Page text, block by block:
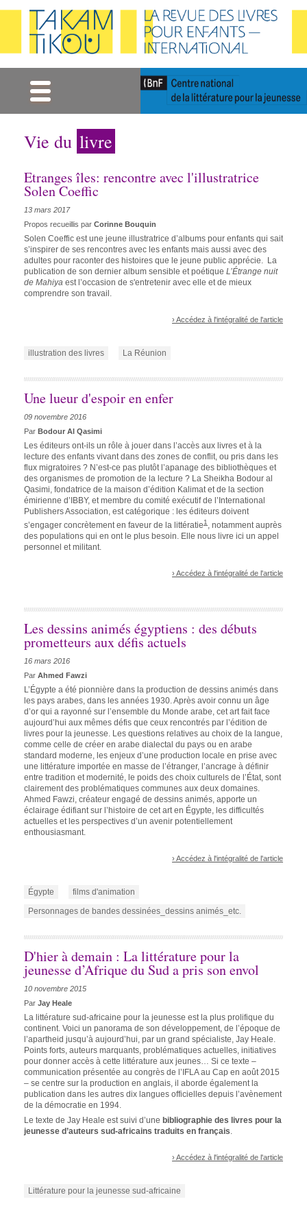
Vie du livre
Etranges îles: rencontre avec l'illustratrice
Solen Coeffic
13 mars 2017
Propos recueillis par Corinne Bouquin
Solen Coeffic est une jeune illustratrice d’albums pour enfants qui sait
s’inspirer de ses rencontres avec les enfants mais aussi avec des
adultes pour raconter des histoires que le jeune public apprécie. La
publication de son dernier album sensible et poétique L’Étrange nuit
de Mahiya est l’occasion de s'entretenir avec elle et de mieux
comprendre son travail.
› Accédez à l'intégralité de l'article
illustration des livres La Réunion
Une lueur d'espoir en enfer
09 novembre 2016
Par Bodour Al Qasimi
Les éditeurs ont-ils un rôle à jouer dans l’accès aux livres et à la
lecture des enfants vivant dans des zones de conflit, ou pris dans les
flux migratoires ? N’est-ce pas plutôt l’apanage des bibliothèques et
des organismes de promotion de la lecture ? La Sheikha Bodour al
Qasimi, fondatrice de la maison d’édition Kalimat et de la section
émirienne d’IBBY, et membre du comité exécutif de l’International
Publishers Association, est catégorique : les éditeurs doivent
s’engager concrètement en faveur de la littératie1 , notamment auprès
des populations qui en ont le plus besoin. Elle nous livre ici un appel
personnel et militant.
› Accédez à l'intégralité de l'article
Les dessins animés égyptiens : des débuts
prometteurs aux défis actuels
16 mars 2016
Par Ahmed Fawzi
L’Égypte a été pionnière dans la production de dessins animés dans
les pays arabes, dans les années 1930. Après avoir connu un âge
d’or qui a rayonné sur l’ensemble du Monde arabe, cet art fait face
aujourd’hui aux mêmes défis que ceux rencontrés par l’édition de
livres pour la jeunesse. Les questions relatives au choix de la langue,
comme celle de créer en arabe dialectal du pays ou en arabe
standard moderne, les enjeux d’une production locale en prise avec
une littérature importée en masse de l’étranger, l’ancrage à définir
entre tradition et modernité, le poids des choix culturels de l’État, sont
clairement des problématiques communes aux deux domaines.
Ahmed Fawzi, créateur engagé de dessins animés, apporte un
éclairage édifiant sur l’histoire de cet art en Égypte, les difficultés
actuelles et les perspectives d’un avenir potentiellement
enthousiasmant.
› Accédez à l'intégralité de l'article
Égypte
films d'animation
Personnages de bandes dessinées_dessins animés_etc.
D'hier à demain : La littérature pour la
jeunesse d’Afrique du Sud a pris son envol
10 novembre 2015
Par Jay Heale
La littérature sud-africaine pour la jeunesse est la plus prolifique du
continent. Voici un panorama de son développement, de l’époque de
l’apartheid jusqu’à aujourd’hui, par un grand spécialiste, Jay Heale.
Points forts, auteurs marquants, problématiques actuelles, initiatives
pour donner accès à cette littérature aux jeunes… Si ce texte –
communication présentée au congrès de l’IFLA au Cap en août 2015
– se centre sur la production en anglais, il aborde également la
publication dans les autres dix langues officielles depuis l’avènement
de la démocratie en 1994.
Le texte de Jay Heale est suivi d’une bibliographie des livres pour la
jeunesse d’auteurs sud-africains traduits en français.
› Accédez à l'intégralité de l'article
Littérature pour la jeunesse sud-africaine